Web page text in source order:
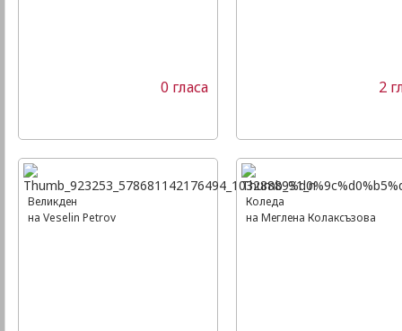
0 гласа 2
Великден
на Veselin Petrov
Коледа
на Меглена Колаксъзова